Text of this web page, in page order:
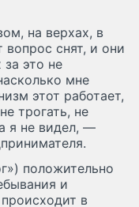
на верхах, в
снят, и они
за это не
мне
этот работает,
трогать, не
я не видел, —
положительно
и
в